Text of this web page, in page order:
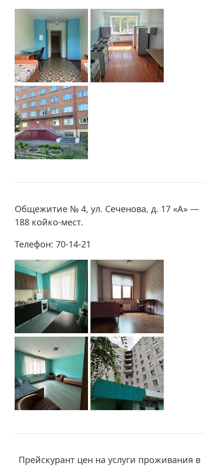
Общежитие № 4, ул. Сеченова, д. 17 «А» —
188 койко-мест.
Телефон: 70-14-21
Прейскурант цен на услуги проживания в